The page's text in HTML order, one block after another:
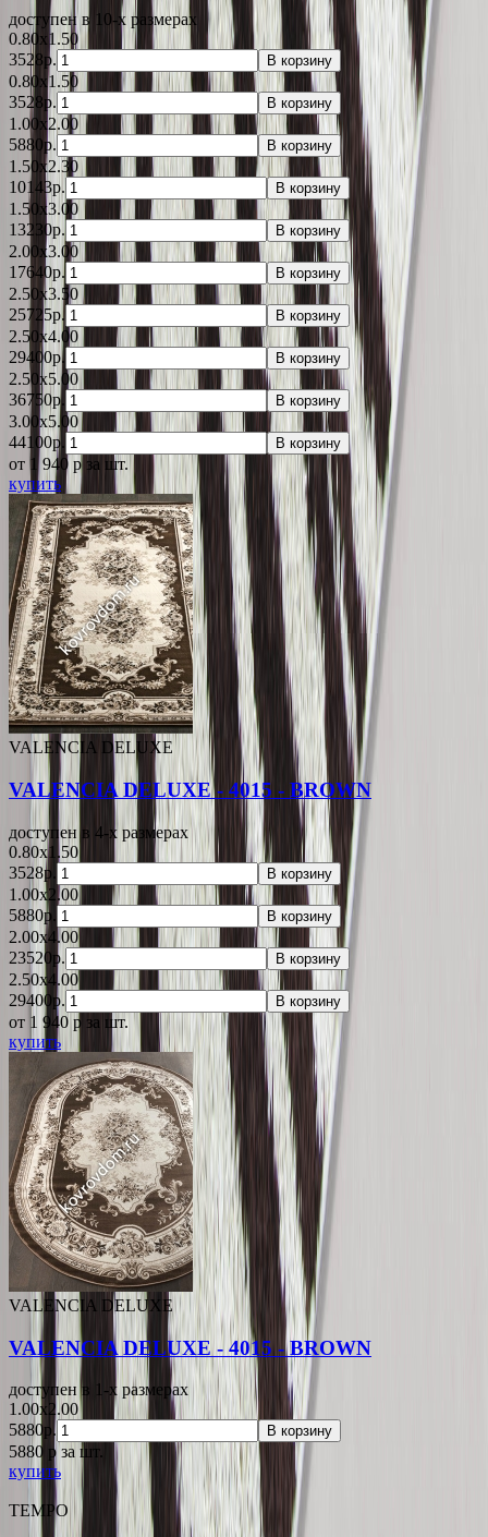
доступен в 10-x размерах
0.80x1.50
3528р.
В корзину
0.80x1.50
3528р.
В корзину
1.00x2.00
5880р.
В корзину
1.50x2.30
10143р.
В корзину
1.50x3.00
13230р.
В корзину
2.00x3.00
17640р.
В корзину
2.50x3.50
25725р.
В корзину
2.50x4.00
29400р.
В корзину
2.50x5.00
36750р.
В корзину
3.00x5.00
44100р.
В корзину
от 1 940 pза шт.
купить
VALENCIA DELUXE
VALENCIA DELUXE - 4015 - BROWN
доступен в 4-x размерах
0.80x1.50
3528р.
В корзину
1.00x2.00
5880р.
В корзину
2.00x4.00
23520р.
В корзину
2.50x4.00
29400р.
В корзину
от 1 940 p за шт.
купить
VALENCIA DELUXE
VALENCIA DELUXE - 4015 - BROWN
доступен в 1-x размерах
1.00x2.00
5880р.
В корзину
5880 pза шт.
купить
TEMPO